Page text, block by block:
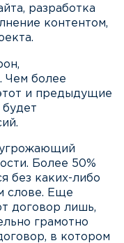
разработка
контентом,
Чем более
и предыдущие
Более 50%
без каких-либо
слове. Еще
договор лишь,
грамотно
в котором